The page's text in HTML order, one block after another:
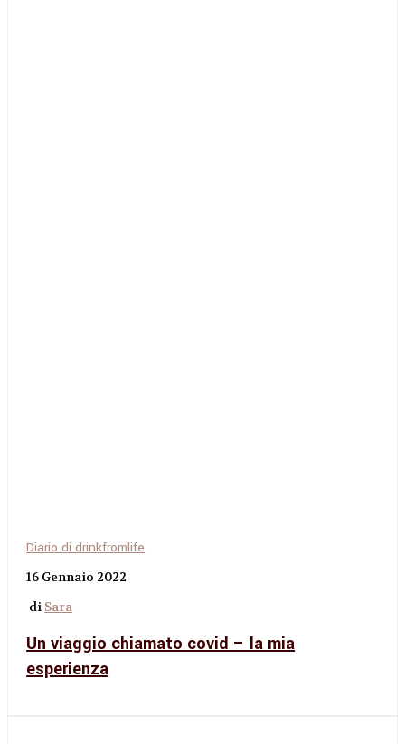
Diario di drinkfromlife
16 Gennaio 2022
di Sara
Un viaggio chiamato covid – la mia
esperienza